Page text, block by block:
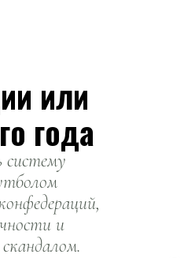
«напряженка»,
поэтому
сегодня —
прогноз на
стартующий
чемпионат
английской
Премьер-лиги.
или
года
и